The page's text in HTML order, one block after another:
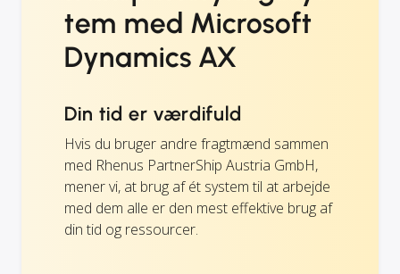
tem med Microsoft
Dynamics AX
Din tid er værdifuld
Hvis du bruger andre fragtmænd sammen
med Rhenus PartnerShip Austria GmbH,
mener vi, at brug af ét system til at arbejde
med dem alle er den mest effektive brug af
din tid og ressourcer.